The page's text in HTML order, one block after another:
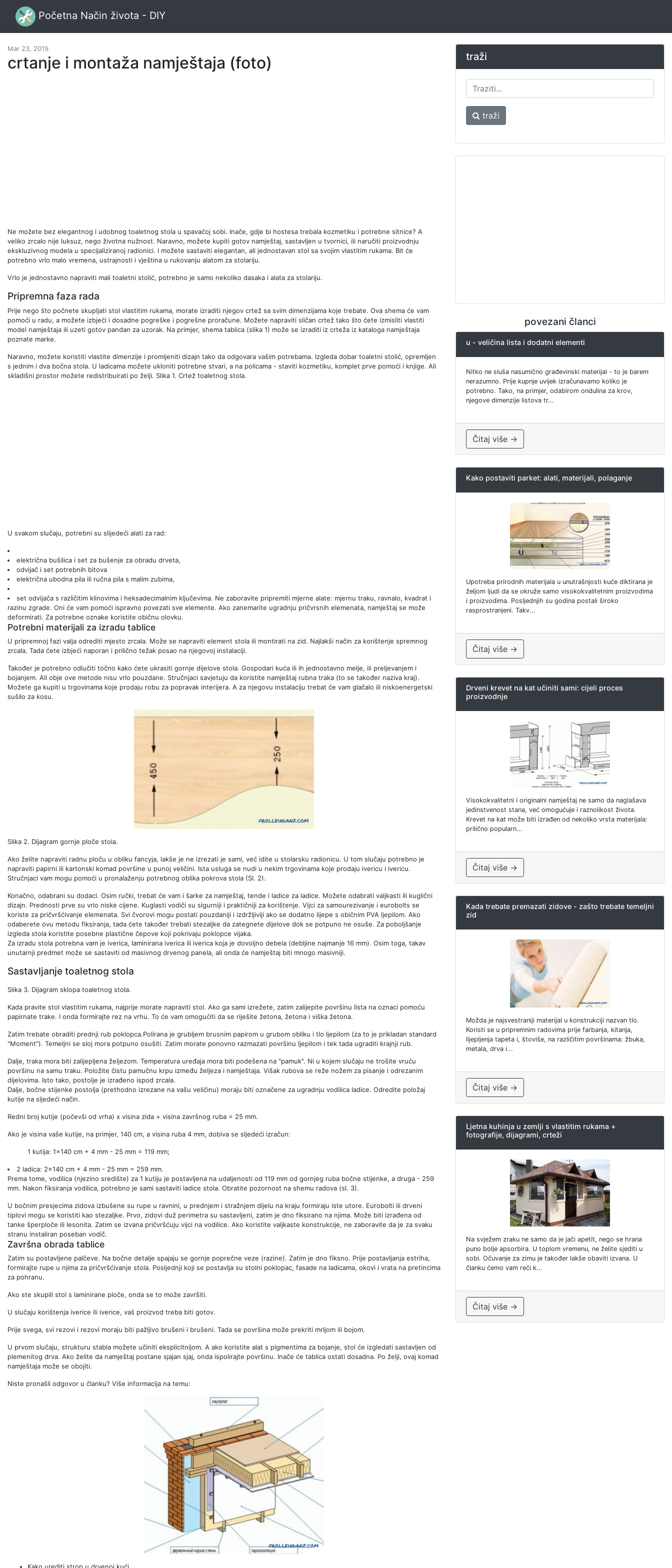
Početna Način života - DIY
Mar 23, 2019
crtanje i montaža namještaja (foto)
Ne možete bez elegantnog i udobnog toaletnog stola u spavaćoj sobi. Inače, gdje bi hostesa trebala kozmetiku i potrebne sitnice? A
veliko zrcalo nije luksuz, nego životna nužnost. Naravno, možete kupiti gotov namještaj, sastavljen u tvornici, ili naručiti proizvodnju
ekskluzivnog modela u specijaliziranoj radionici. I možete sastaviti elegantan, ali jednostavan stol sa svojim vlastitim rukama. Bit će
potrebno vrlo malo vremena, ustrajnosti i vještina u rukovanju alatom za stolariju.
Vrlo je jednostavno napraviti mali toaletni stolić, potrebno je samo nekoliko dasaka i alata za stolariju.
Pripremna faza rada
Prije nego što počnete skupljati stol vlastitim rukama, morate izraditi njegov crtež sa svim dimenzijama koje trebate. Ova shema će vam
pomoći u radu, a možete izbjeći i dosadne pogreške i pogrešne proračune. Možete napraviti sličan crtež tako što ćete izmisliti vlastiti
model namještaja ili uzeti gotov pandan za uzorak. Na primjer, shema tablica (slika 1) može se izraditi iz crteža iz kataloga namještaja
poznate marke.
Naravno, možete koristiti vlastite dimenzije i promijeniti dizajn tako da odgovara vašim potrebama. Izgleda dobar toaletni stolić, opremljen
s jednim i dva bočna stola. U ladicama možete ukloniti potrebne stvari, a na policama - staviti kozmetiku, komplet prve pomoći i knjige. Ali
skladišni prostor možete redistribuirati po želji. Slika 1. Crtež toaletnog stola.
U svakom slučaju, potrebni su slijedeći alati za rad:
električna bušilica i set za bušenje za obradu drveta,
odvijač i set potrebnih bitova
električna ubodna pila ili ručna pila s malim zubima,
set odvijača s različitim klinovima i heksadecimalnim ključevima. Ne zaboravite pripremiti mjerne alate: mjernu traku, ravnalo, kvadrat i
razinu zgrade. Oni će vam pomoći ispravno povezati sve elemente. Ako zanemarite ugradnju pričvrsnih elemenata, namještaj se može
deformirati. Za potrebne oznake koristite običnu olovku.
Potrebni materijali za izradu tablice
U pripremnoj fazi valja odrediti mjesto zrcala. Može se napraviti element stola ili montirati na zid. Najlakši način za korištenje spremnog
zrcala. Tada ćete izbjeći naporan i prilično težak posao na njegovoj instalaciji.
Također je potrebno odlučiti točno kako ćete ukrasiti gornje dijelove stola. Gospodari kuća ili ih jednostavno melje, ili preljevanjem i
bojanjem. Ali obje ove metode nisu vrlo pouzdane. Stručnjaci savjetuju da koristite namještaj rubna traka (to se također naziva kraj).
Možete ga kupiti u trgovinama koje prodaju robu za popravak interijera. A za njegovu instalaciju trebat će vam glačalo ili niskoenergetski
sušilo za kosu.
Slika 2. Dijagram gornje ploče stola.
Ako želite napraviti radnu ploču u obliku fancyja, lakše je ne izrezati je sami, već idite u stolarsku radionicu. U tom slučaju potrebno je
napraviti papirni ili kartonski komad površine u punoj veličini. Ista usluga se nudi u nekim trgovinama koje prodaju ivericu i ivericu.
Stručnjaci vam mogu pomoći u pronalaženju potrebnog oblika pokrova stola (Sl. 2).
Konačno, odabrani su dodaci. Osim ručki, trebat će vam i šarke za namještaj, tende i ladice za ladice. Možete odabrati valjkasti ili kuglični
dizajn. Prednosti prve su vrlo niske cijene. Kuglasti vodiči su sigurniji i praktičniji za korištenje. Vijci za samourezivanje i eurobolts se
koriste za pričvršćivanje elemenata. Svi čvorovi mogu postati pouzdaniji i izdržljiviji ako se dodatno lijepe s običnim PVA ljepilom. Ako
odaberete ovu metodu fiksiranja, tada ćete također trebati stezaljke da zategnete dijelove dok se potpuno ne osuše. Za poboljšanje
izgleda stola koristite posebne plastične čepove koji pokrivaju poklopce vijaka.
Za izradu stola potrebna vam je iverica, laminirana iverica ili iverica koja je dovoljno debela (debljine najmanje 16 mm). Osim toga, takav
unutarnji predmet može se sastaviti od masivnog drvenog panela, ali onda će namještaj biti mnogo masivniji.
Sastavljanje toaletnog stola
Slika 3. Dijagram sklopa toaletnog stola.
Kada pravite stol vlastitim rukama, najprije morate napraviti stol. Ako ga sami izrežete, zatim zalijepite površinu lista na oznaci pomoću
papirnate trake. I onda formirajte rez na vrhu. To će vam omogućiti da se riješite žetona, žetona i viška žetona.
Zatim trebate obraditi prednji rub poklopca.Polirana je grubljem brusnim papirom u grubom obliku i tlo ljepilom (za to je prikladan standard
"Moment"). Temeljni se sloj mora potpuno osušiti. Zatim morate ponovno razmazati površinu ljepilom i tek tada ugraditi krajnji rub.
Dalje, traka mora biti zalijepljena željezom. Temperatura uređaja mora biti podešena na "pamuk". Ni u kojem slučaju ne trošite vruću
površinu na samu traku. Položite čistu pamučnu krpu između željeza i namještaja. Višak rubova se reže nožem za pisanje i odrezanim
dijelovima. Isto tako, postolje je izrađeno ispod zrcala.
Dalje, bočne stijenke postolja (prethodno izrezane na vašu veličinu) moraju biti označene za ugradnju vodilica ladice. Odredite položaj
kutije na sljedeći način.
Redni broj kutije (počevši od vrha) x visina zida + visina završnog ruba = 25 mm.
Ako je visina vaše kutije, na primjer, 140 cm, a visina ruba 4 mm, dobiva se sljedeći izračun:
1 kutija: 1x140 cm + 4 mm - 25 mm = 119 mm;
2 ladica: 2x140 cm + 4 mm - 25 mm = 259 mm.
Prema tome, vodilica (njezino središte) za 1 kutiju je postavljena na udaljenosti od 119 mm od gornjeg ruba bočne stijenke, a druga - 259
mm. Nakon fiksiranja vodilica, potrebno je sami sastaviti ladice stola. Obratite pozornost na shemu radova (sl. 3).
U bočnim presjecima zidova izbušene su rupe u ravnini, u prednjem i stražnjem dijelu na kraju formiraju iste utore. Eurobolti ili drveni
tiplovi mogu se koristiti kao stezaljke. Prvo, zidovi duž perimetra su sastavljeni, zatim je dno fiksirano na njima. Može biti izrađena od
tanke šperploče ili lesonita. Zatim se izvana pričvršćuju vijci na vodilice. Ako koristite valjkaste konstrukcije, ne zaboravite da je za svaku
stranu instaliran poseban vodič.
Završna obrada tablice
Zatim su postavljene palčeve. Na bočne detalje spajaju se gornje poprečne veze (razine). Zatim je dno fiksno. Prije postavljanja estriha,
formirajte rupe u njima za pričvršćivanje stola. Posljednji koji se postavlja su stolni poklopac, fasade na ladicama, okovi i vrata na pretincima
za pohranu.
Ako ste skupili stol s laminirane ploče, onda se to može završiti.
U slučaju korištenja iverice ili iverice, vaš proizvod treba biti gotov.
Prije svega, svi rezovi i rezovi moraju biti pažljivo brušeni i brušeni. Tada se površina može prekriti mrljom ili bojom.
U prvom slučaju, strukturu stabla možete učiniti eksplicitnijom. A ako koristite alat s pigmentima za bojanje, stol će izgledati sastavljen od
plemenitog drva. Ako želite da namještaj postane sjajan sjaj, onda ispolirajte površinu. Inače će tablica ostati dosadna. Po želji, ovaj komad
namještaja može se obojiti.
Niste pronašli odgovor u članku? Više informacija na temu:
traži
traži
povezani članci
u - veličina lista i dodatni elementi
Nitko ne sluša nasumično građevinski materijal - to je barem
nerazumno. Prije kupnje uvijek izračunavamo koliko je
potrebno. Tako, na primjer, odabirom ondulina za krov,
njegove dimenzije listova tr...
Čitaj više →
Kako postaviti parket: alati, materijali, polaganje
Upotreba prirodnih materijala u unutrašnjosti kuće diktirana je
željom ljudi da se okruže samo visokokvalitetnim proizvodima
i proizvodima. Posljednjih su godina postali široko
rasprostranjeni. Takv...
Čitaj više →
Drveni krevet na kat učiniti sami: cijeli proces
proizvodnje
Visokokvalitetni i originalni namještaj ne samo da naglašava
jedinstvenost stana, već omogućuje i raznolikost života.
Krevet na kat može biti izrađen od nekoliko vrsta materijala:
prilično popularn...
Čitaj više →
Kada trebate premazati zidove - zašto trebate temeljni
zid
Možda je najsvestraniji materijal u konstrukciji nazvan tlo.
Koristi se u pripremnim radovima prije farbanja, kitanja,
lijepljenja tapeta i, štoviše, na različitim površinama: žbuka,
metala, drva i...
Čitaj više →
Ljetna kuhinja u zemlji s vlastitim rukama +
fotografije, dijagrami, crteži
Na svježem zraku ne samo da je jači apetit, nego se hrana
puno bolje apsorbira. U toplom vremenu, ne želite sjediti u
sobi. Očuvanje za zimu je također lakše obaviti izvana. U
članku ćemo vam reći k...
Čitaj više →